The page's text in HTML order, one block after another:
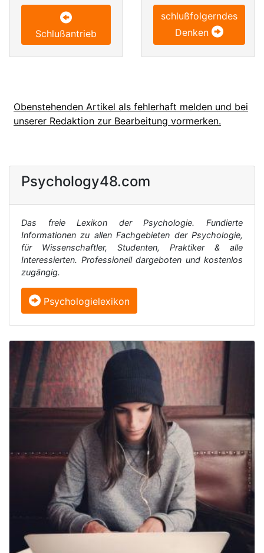
Schlußantrieb
schlußfolgerndes
Denken
Obenstehenden Artikel als fehlerhaft melden und bei
unserer Redaktion zur Bearbeitung vormerken.
Psychology48.com
Das freie Lexikon der Psychologie. Fundierte
Informationen zu allen Fachgebieten der Psychologie,
für Wissenschaftler, Studenten, Praktiker & alle
Interessierten. Professionell dargeboten und kostenlos
zugängig.
Psychologielexikon